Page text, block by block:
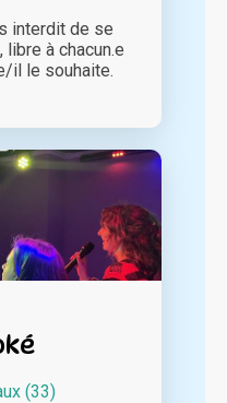
interdit de se
à chacun.e
il le souhaite.
(33)